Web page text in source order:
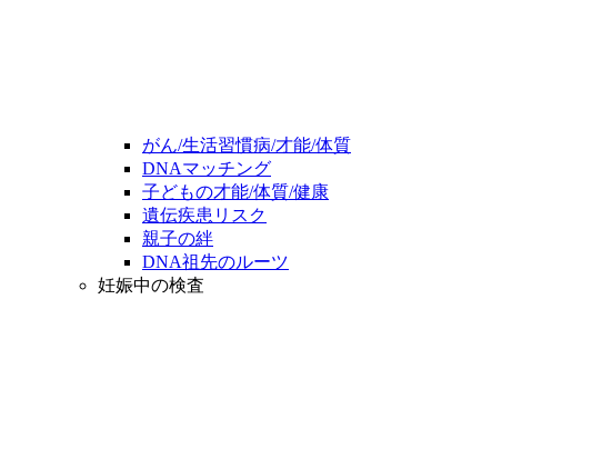
がん/生活習慣病/才能/体質
DNAマッチング
子どもの才能/体質/健康
遺伝疾患リスク
親子の絆
DNA祖先のルーツ
妊娠中の検査